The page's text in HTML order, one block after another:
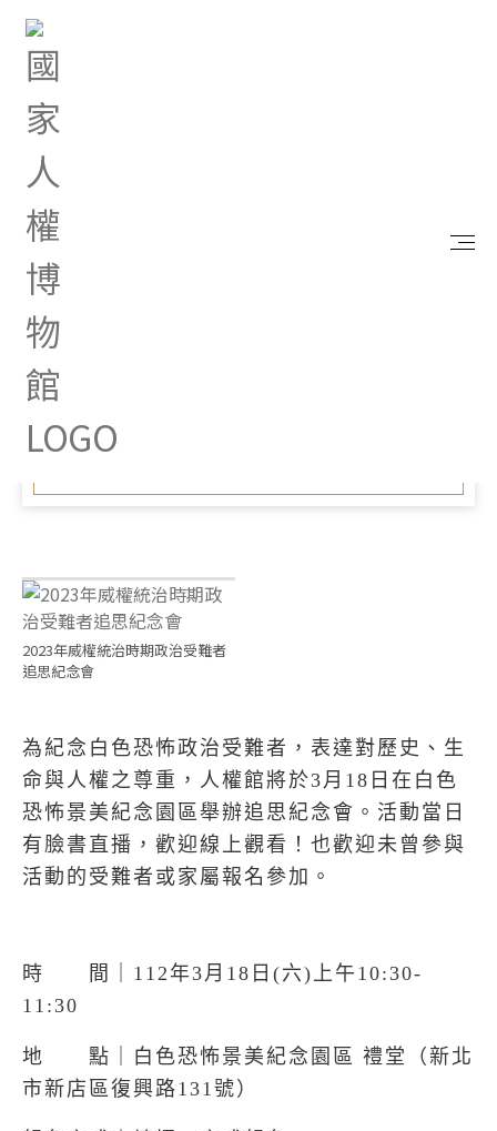
首頁
名資訊
Mar 07, 2023 |
受難者追思紀念會】報名資
訊
2023年威權統治時期政治受難者
追思紀念會
為紀念白色恐怖政治受難者，表達對歷史、生
命與人權之尊重，人權館將於3月18日在白色
恐怖景美紀念園區舉辦追思紀念會。活動當日
有臉書直播，歡迎線上觀看！也歡迎未曾參與
活動的受難者或家屬報名參加。
時 間｜112年3月18日(六)上午10:30-
11:30
地 點｜白色恐怖景美紀念園區 禮堂（新北
市新店區復興路131號）